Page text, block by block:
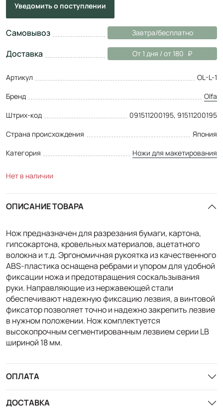
Уведомитьо поступлении
Самовывоз Завтра/бесплатно
Доставка От 1 дня / от 180
Артикул
OL-L-1
Бренд
Olfa
Штрих-код
091511200195, 91511200195
Страна происхождения
Япония
Категория
Ножи для макетирования
Нет в наличии
ОПИСАНИЕ ТОВАРА
Нож предназначен для разрезания бумаги, картона,
гипсокартона, кровельных материалов, ацетатного
волокна и т.д. Эргономичная рукоятка из качественного
ABS-пластика оснащена ребрами и упором для удобной
фиксации ножа и предотвращения соскальзывания
руки. Направляющие из нержавеющей стали
обеспечивают надежную фиксацию лезвия, а винтовой
фиксатор позволяет точно и надежно закрепить лезвие
в нужном положении. Нож комплектуется
высокопрочным сегментированным лезвием серии LB
шириной 18 мм.
ОПЛАТА
ДОСТАВКА